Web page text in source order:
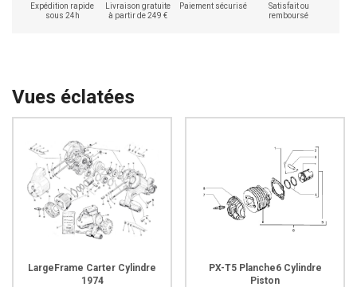
Expédition rapide
sous 24h
Livraison gratuite
à partir de 249 €
Paiement sécurisé
Satisfait ou
remboursé
Vues éclatées
LargeFrame Carter Cylindre
1974
PX-T5 Planche6 Cylindre
Piston